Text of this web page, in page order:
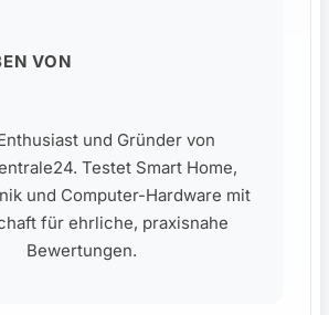
VON
und Gründer von
Testet Smart Home,
und Computer-Hardware mit
für ehrliche, praxisnahe
Bewertungen.